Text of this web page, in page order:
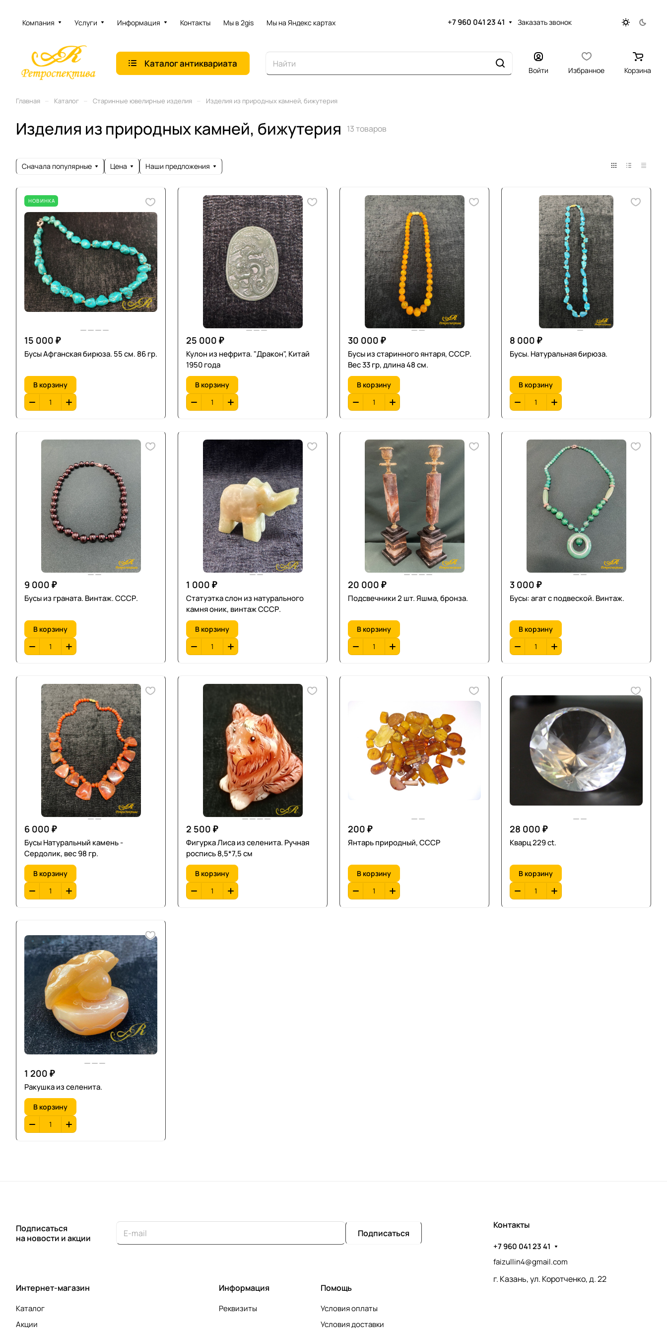
Компания Услуги Информация Контакты Мы в 2gis Мы на Яндекс картах +7 960 041 23 41 Заказать звонок
Каталог антиквариата
Войти Избранное Корзина
Главная Каталог Старинные ювелирные изделия Изделия из природных камней, бижутерия
Изделия из природных камней, бижутерия 13 товаров
Сначала популярные Цена Наши предложения
НОВИНКА
15 000 ₽
Бусы Афганская бирюза. 55 см. 86 гр.
В корзину
25 000 ₽
Кулон из нефрита. "Дракон", Китай
1950 года
В корзину
30 000 ₽
Бусы из старинного янтаря, СССР.
Вес 33 гр, длина 48 см.
В корзину
8 000 ₽
Бусы. Натуральная бирюза.
В корзину
9 000 ₽
Бусы из граната. Винтаж. СССР.
В корзину
1 000 ₽
Статуэтка слон из натурального
камня оник, винтаж СССР.
В корзину
20 000 ₽
Подсвечники 2 шт. Яшма, бронза.
В корзину
3 000 ₽
Бусы: агат с подвеской. Винтаж.
В корзину
6 000 ₽
Бусы Натуральный камень -
Сердолик, вес 98 гр.
В корзину
2 500 ₽
Фигурка Лиса из селенита. Ручная
роспись 8,5*7,5 см
В корзину
200 ₽
Янтарь природный, СССР
В корзину
28 000 ₽
Кварц 229 ct.
В корзину
1 200 ₽
Ракушка из селенита.
В корзину
Подписаться
на новости и акции
Подписаться
Интернет-магазин
Каталог
Акции
Информация
Реквизиты
Помощь
Условия оплаты
Условия доставки
Контакты
+7 960 041 23 41
faizullin4@gmail.com
г. Казань, ул. Коротченко, д. 22